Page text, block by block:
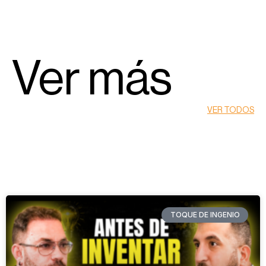
Ver más
VER TODOS
TOQUE DE INGENIO